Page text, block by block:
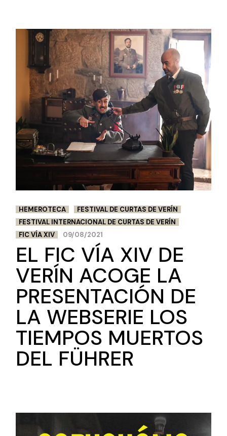
HEMEROTECA
FESTIVAL DE CURTAS DE VERÍN
FESTIVAL INTERNACIONAL DE CURTAS DE VERÍN
FIC VÍA XIV
09/08/2021
EL FIC VÍA XIV DE
VERÍN ACOGE LA
PRESENTACIÓN DE
LA WEBSERIE LOS
TIEMPOS MUERTOS
DEL FÜHRER